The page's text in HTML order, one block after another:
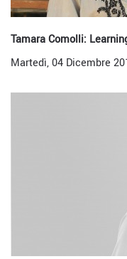
Tamara Comolli:
Martedì, 04 Dicembre